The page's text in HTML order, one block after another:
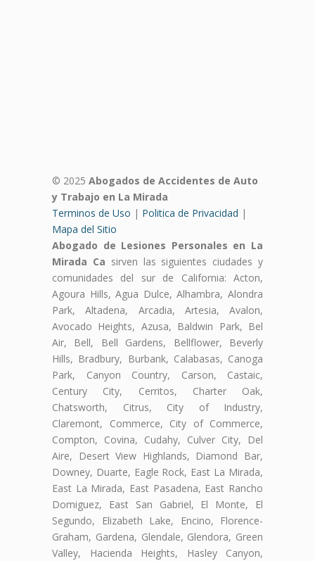
© 2025 Abogados de Accidentes de Auto
y Trabajo en La Mirada
Terminos de Uso | Politica de Privacidad |
Mapa del Sitio
Abogado de Lesiones Personales en La
Mirada Ca sirven las siguientes ciudades y
comunidades del sur de California: Acton,
Agoura Hills, Agua Dulce, Alhambra, Alondra
Park, Altadena, Arcadia, Artesia, Avalon,
Avocado Heights, Azusa, Baldwin Park, Bel
Air, Bell, Bell Gardens, Bellflower, Beverly
Hills, Bradbury, Burbank, Calabasas, Canoga
Park, Canyon Country, Carson, Castaic,
Century City, Cerritos, Charter Oak,
Chatsworth, Citrus, City of Industry,
Claremont, Commerce, City of Commerce,
Compton, Covina, Cudahy, Culver City, Del
Aire, Desert View Highlands, Diamond Bar,
Downey, Duarte, Eagle Rock, East La Mirada,
East La Mirada, East Pasadena, East Rancho
Domiguez, East San Gabriel, El Monte, El
Segundo, Elizabeth Lake, Encino, Florence-
Graham, Gardena, Glendale, Glendora, Green
Valley, Hacienda Heights, Hasley Canyon,